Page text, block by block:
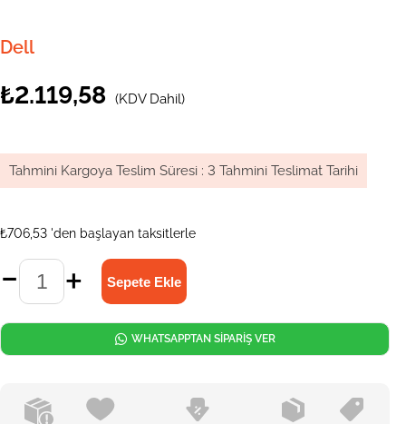
Dell
₺2.119,58 (KDV Dahil)
Tahmini Kargoya Teslim Süresi : 3 Tahmini Teslimat Tarihi
₺706,53 'den başlayan taksitlerle
WHATSAPPTAN SİPARİŞ VER